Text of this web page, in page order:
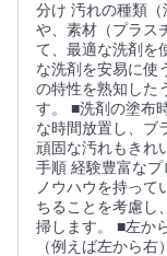
分け 汚れの種類（
や、素材（プラス
て、最適な洗剤を
な洗剤を安易に使
の特性を熟知した
す。 ■洗剤の塗布
な時間放置し、ブ
頑固な汚れもきれ
手順 経験豊富な
ノウハウを持って
ちることを考慮し
掃します。 ■左か
（例えば左から